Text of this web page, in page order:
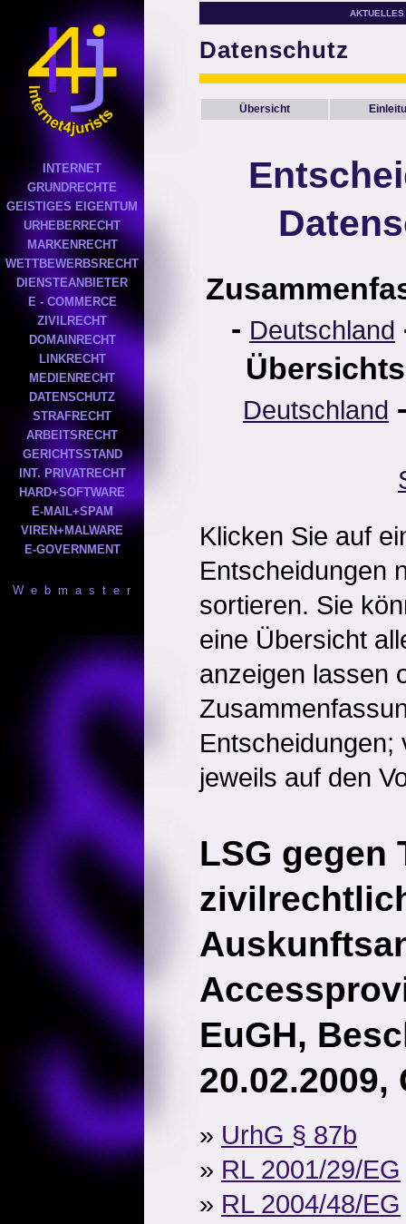
INTERNET
GRUNDRECHTE
GEISTIGES EIGENTUM
URHEBERRECHT
MARKENRECHT
WETTBEWERBSRECHT
DIENSTEANBIETER
E - COMMERCE
ZIVILRECHT
DOMAINRECHT
LINKRECHT
MEDIENRECHT
DATENSCHUTZ
STRAFRECHT
ARBEITSRECHT
GERICHTSSTAND
INT. PRIVATRECHT
HARD+SOFTWARE
E-MAIL+SPAM
VIREN+MALWARE
E-GOVERNMENT
W e b m a s t e r
AKTUELLES
Datenschutz
Übersicht
- Deutschland
Deutschland
Klicken Sie auf
Entscheidungen
sortieren. Sie
eine Übersicht
anzeigen lassen
Entscheidungen;
jeweils auf den
LSG gegen
EuGH,
20.02.2009,
» UrhG § 87b
» RL 2001/29/EG
» RL 2004/48/EG